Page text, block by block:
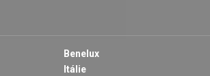
Benelux
Itálie